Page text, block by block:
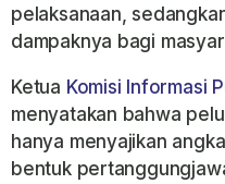
pelaksanaan,
dampaknya bagi
Ketua Komisi Informasi
menyatakan bahwa
hanya menyajikan
bentuk